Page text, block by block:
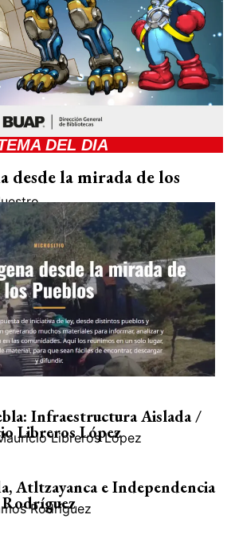
DEL DIA
desde la mirada de los
Infraestructura Aislada /
Libreros López
Libreros López
Atltzayanca e Independencia
Rodríguez
Rodríguez